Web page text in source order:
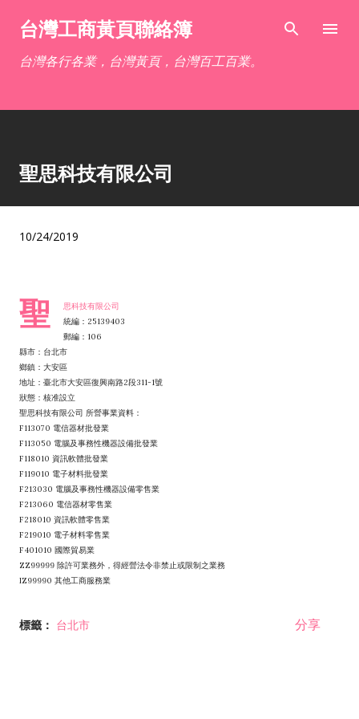
跳到主要內容
台灣工商黃頁聯絡簿
台灣各行各業，台灣黃頁，台灣百工百業。
聖思科技有限公司
10/24/2019
聖
思科技有限公司
統編：25139403
郵編：106
縣市：台北市
鄉鎮：大安區
地址：臺北市大安區復興南路2段311-1號
狀態：核准設立
聖思科技有限公司 所營事業資料：
F113070 電信器材批發業
F113050 電腦及事務性機器設備批發業
F118010 資訊軟體批發業
F119010 電子材料批發業
F213030 電腦及事務性機器設備零售業
F213060 電信器材零售業
F218010 資訊軟體零售業
F219010 電子材料零售業
F401010 國際貿易業
ZZ99999 除許可業務外，得經營法令非禁止或限制之業務
IZ99990 其他工商服務業
標籤： 台北市 分享